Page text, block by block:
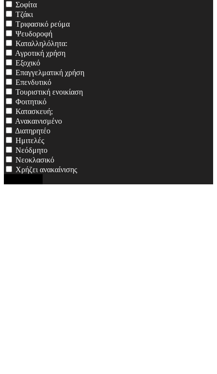
Σοφίτα
Τζάκι
Τριφασικό ρεύμα
Ψευδοροφή
Καταλληλόλητα:
Αγροτική χρήση
Εξοχικό
Επαγγελματική χρήση
Επενδυτικό
Τουριστική ενοικίαση
Φοιτητικό
Κατασκευή;
Ανακαινισμένο
Διατηρητέο
Ημιτελές
Νεόδμητο
Νεοκλασικό
Χρήζει ανακαίνισης